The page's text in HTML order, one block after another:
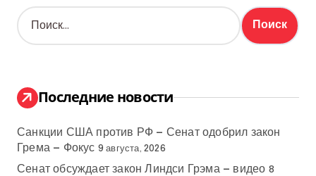
Н
а
:
Последние новости
Санкции США против РФ — Сенат одобрил закон
Грема — Фокус 9 августа, 2026
Сенат обсуждает закон Линдси Грэма — видео 8